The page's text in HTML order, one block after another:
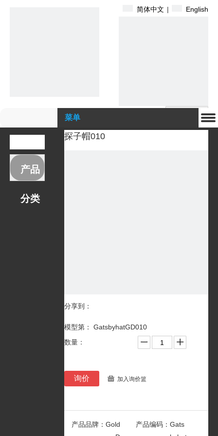
简体中文 | English
菜单
产品
分类
探子帽010
分享到：
模型第： GatsbyhatGD010
数量：
询价 加入询价篮
产品品牌： Gold
产品编码：Gats